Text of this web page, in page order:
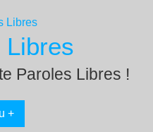
Libres
Paroles Libres !
+